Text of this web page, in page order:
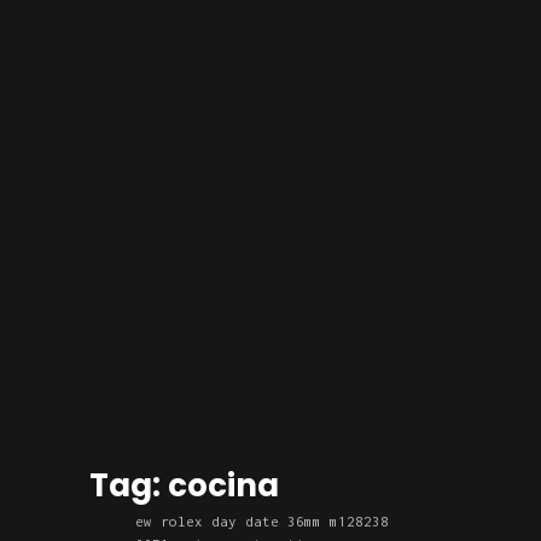
Tag: cocina
ew rolex day date 36mm m128238